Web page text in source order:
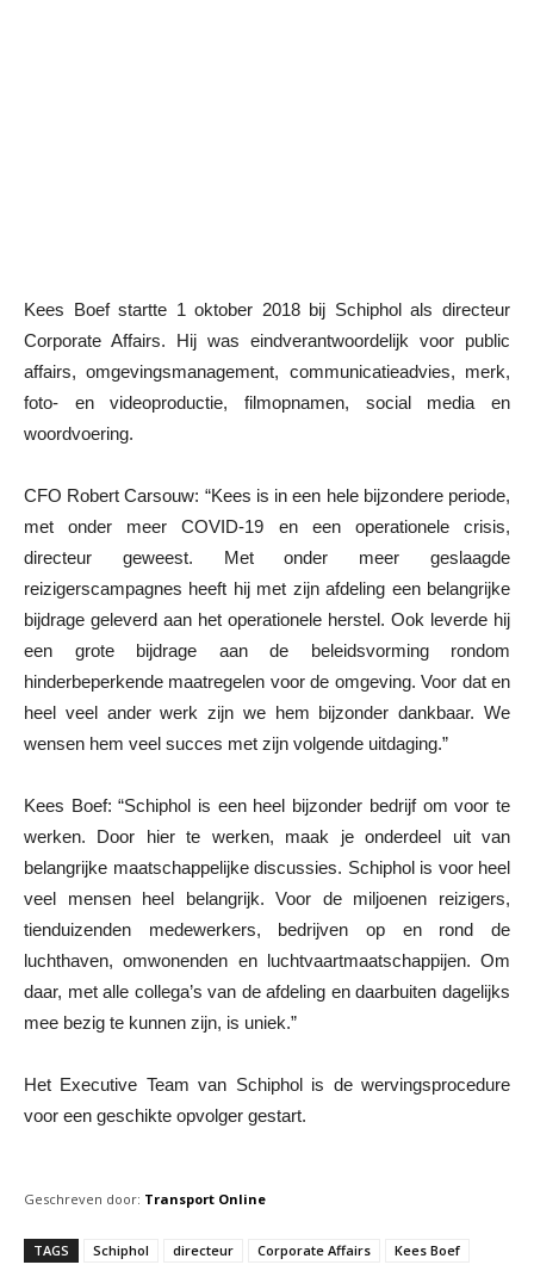
Kees Boef startte 1 oktober 2018 bij Schiphol als directeur
Corporate Affairs. Hij was eindverantwoordelijk voor public
affairs, omgevingsmanagement, communicatieadvies, merk,
foto- en videoproductie, filmopnamen, social media en
woordvoering.
CFO Robert Carsouw: “Kees is in een hele bijzondere periode,
met onder meer COVID-19 en een operationele crisis,
directeur geweest. Met onder meer geslaagde
reizigerscampagnes heeft hij met zijn afdeling een belangrijke
bijdrage geleverd aan het operationele herstel. Ook leverde hij
een grote bijdrage aan de beleidsvorming rondom
hinderbeperkende maatregelen voor de omgeving. Voor dat en
heel veel ander werk zijn we hem bijzonder dankbaar. We
wensen hem veel succes met zijn volgende uitdaging.”
Kees Boef: “Schiphol is een heel bijzonder bedrijf om voor te
werken. Door hier te werken, maak je onderdeel uit van
belangrijke maatschappelijke discussies. Schiphol is voor heel
veel mensen heel belangrijk. Voor de miljoenen reizigers,
tienduizenden medewerkers, bedrijven op en rond de
luchthaven, omwonenden en luchtvaartmaatschappijen. Om
daar, met alle collega’s van de afdeling en daarbuiten dagelijks
mee bezig te kunnen zijn, is uniek.”
Het Executive Team van Schiphol is de wervingsprocedure
voor een geschikte opvolger gestart.
Geschreven door: Transport Online
TAGS Schiphol directeur Corporate Affairs Kees Boef